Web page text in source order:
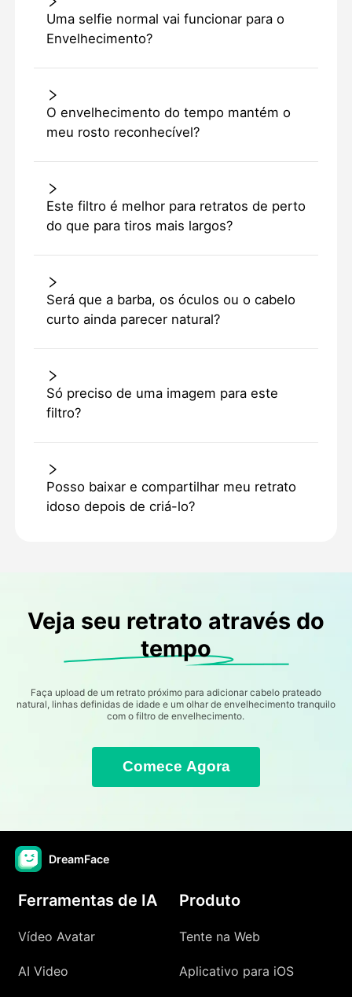
Uma selfie normal vai funcionar para o
Envelhecimento?
O envelhecimento do tempo mantém o
meu rosto reconhecível?
Este filtro é melhor para retratos de perto
do que para tiros mais largos?
Será que a barba, os óculos ou o cabelo
curto ainda parecer natural?
Só preciso de uma imagem para este
filtro?
Posso baixar e compartilhar meu retrato
idoso depois de criá-lo?
Veja seu retrato através do
tempo
Faça upload de um retrato próximo para adicionar cabelo prateado
natural, linhas definidas de idade e um olhar de envelhecimento tranquilo
com o filtro de envelhecimento.
Comece Agora
DreamFace
Ferramentas de IA
Vídeo Avatar
AI Video
Produto
Tente na Web
Aplicativo para iOS